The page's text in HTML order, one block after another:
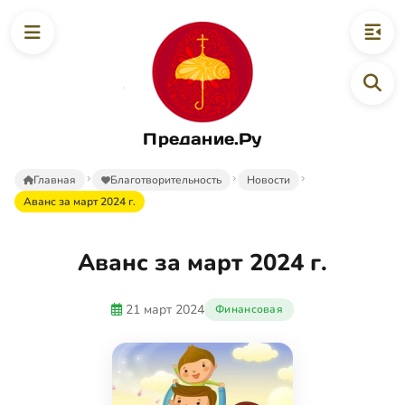
Предание.Ру
Главная Благотворительность
Новости
Аванс за март 2024 г.
Аванс за март 2024 г.
21 март 2024 Финансовая